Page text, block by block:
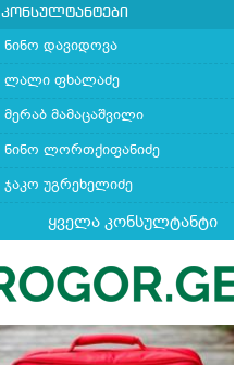
კონსულტანტები
ნინო დავიდოვა
ლალი ფხალაძე
მერაბ მამაცაშვილი
ნინო ლორთქიფანიძე
ჯაკო უგრეხელიძე
ყველა კონსულტანტი